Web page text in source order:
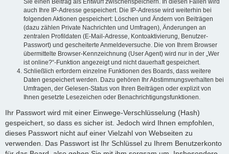
Sie einen Beitrag als Entwurf zwischenspeichern. In diesen Fällen wird
auch Ihre IP-Adresse gespeichert. Die IP-Adresse wird weiterhin bei
folgenden Aktionen gespeichert: Löschen und Ändern von Beiträgen
(dazu zählen Private Nachrichten und Umfragen), Änderungen an
zentralen Profildaten (E-Mail-Adresse, Kontoaktivierung, Benutzer-
Passwort) und gescheiterte Anmeldeversuche. Die von Ihrem Browser
übermittelte Browser-Kennzeichnung (User Agent) wird nur in der „Wer
ist online?“-Funktion angezeigt und nicht dauerhaft gespeichert.
Schließlich erfordern einzelne Funktionen des Boards, dass weitere
Daten gespeichert werden. Dazu gehören Ihr Abstimmungsverhalten bei
Umfragen, der Gelesen-Status von Ihren Beiträgen oder explizit von
Ihnen gesetzte Lesezeichen oder Benachrichtigungsfunktionen.
Ihr Passwort wird mit einer Einwege-Verschlüsselung (Hash)
gespeichert, so dass es sicher ist. Jedoch wird Ihnen empfohlen,
dieses Passwort nicht auf einer Vielzahl von Webseiten zu
verwenden. Das Passwort ist Ihr Schlüssel zu Ihrem Benutzerkonto